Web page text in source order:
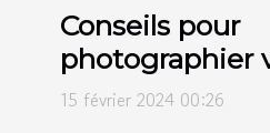
Conseils pour
photographier
Porsche 911 et
15 février 2024 00:26